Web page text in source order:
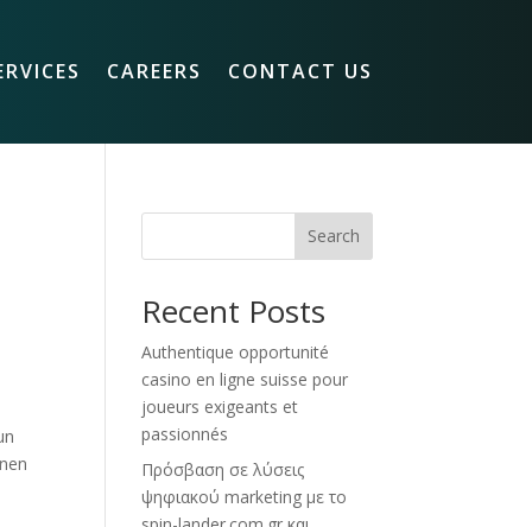
CAREERS CONTACT US
Search
Recent Posts
Authentique opportunité
casino en ligne suisse pour
joueurs exigeants et
passionnés
Πρόσβαση σε λύσεις
ψηφιακού marketing με το